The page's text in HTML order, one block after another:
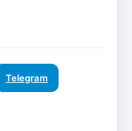
Telegram